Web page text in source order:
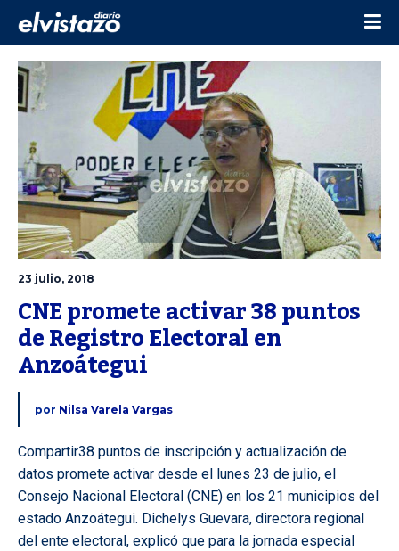
23 julio, 2018
CNE promete activar 38 puntos
de Registro Electoral en
Anzoátegui
por Nilsa Varela Vargas
Compartir38 puntos de inscripción y actualización de
datos promete activar desde el lunes 23 de julio, el
Consejo Nacional Electoral (CNE) en los 21 municipios del
estado Anzoátegui. Dichelys Guevara, directora regional
del ente electoral, explicó que para la jornada especial